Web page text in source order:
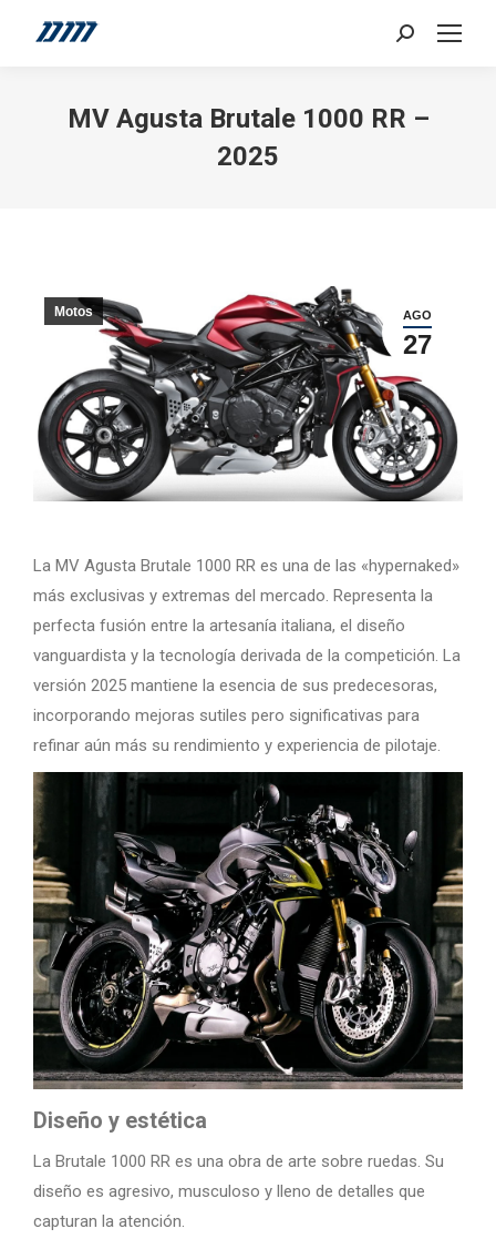
Search:
MV Agusta Brutale 1000 RR –
2025
AGO
27
Motos
La MV Agusta Brutale 1000 RR es una de las «hypernaked»
más exclusivas y extremas del mercado. Representa la
perfecta fusión entre la artesanía italiana, el diseño
vanguardista y la tecnología derivada de la competición. La
versión 2025 mantiene la esencia de sus predecesoras,
incorporando mejoras sutiles pero significativas para
refinar aún más su rendimiento y experiencia de pilotaje.
Diseño y estética
La Brutale 1000 RR es una obra de arte sobre ruedas. Su
diseño es agresivo, musculoso y lleno de detalles que
capturan la atención.